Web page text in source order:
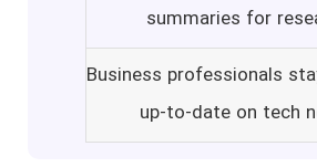
summaries for
Business professionals
up-to-date on tech